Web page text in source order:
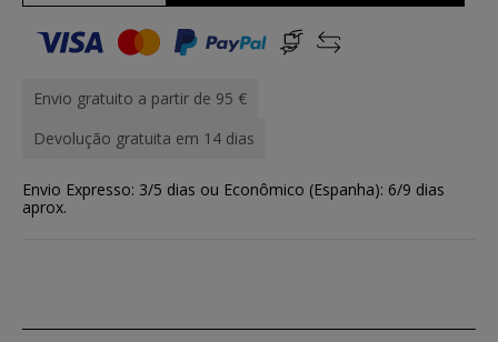
Envio gratuito a partir de 95 €
Devolução gratuita em 14 dias
Envio Expresso: 3/5 dias ou Econômico (Espanha): 6/9 dias
aprox.